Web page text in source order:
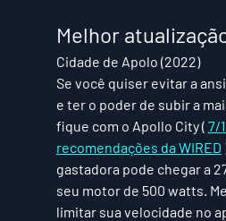
Melhor
Cidade de Apolo (2022)
Se você quiser evitar a
e ter o poder de subir a
fique com o Apollo City ( 7/
recomendações da WIRED
gastadora pode chegar a
seu motor de 500 watts.
limitar sua velocidade no